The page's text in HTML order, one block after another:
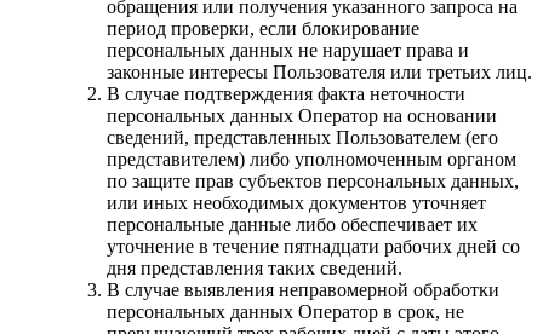
обращения или получения указанного запроса на
период проверки, если блокирование
персональных данных не нарушает права и
законные интересы Пользователя или третьих лиц.
В случае подтверждения факта неточности
персональных данных Оператор на основании
сведений, представленных Пользователем (его
представителем) либо уполномоченным органом
по защите прав субъектов персональных данных,
или иных необходимых документов уточняет
персональные данные либо обеспечивает их
уточнение в течение пятнадцати рабочих дней со
дня представления таких сведений.
В случае выявления неправомерной обработки
персональных данных Оператор в срок, не